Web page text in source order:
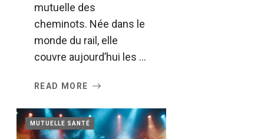
mutuelle des
cheminots. Née dans le
monde du rail, elle
couvre aujourd’hui les ...
READ MORE
MUTUELLE SANTÉ